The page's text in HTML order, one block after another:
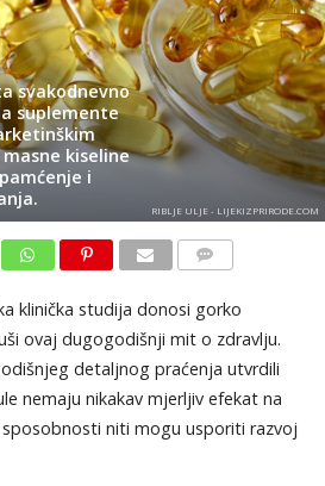
svakodnevno
suplemente
kiseline
i
RIBLJE ULJE - LIJEKIZPRIRODE.COM
klinička studija donosi gorko
ovaj dugogodišnji mit o zdravlju.
detaljnog praćenja utvrdili
nemaju nikakav mjerljiv efekat na
niti mogu usporiti razvoj